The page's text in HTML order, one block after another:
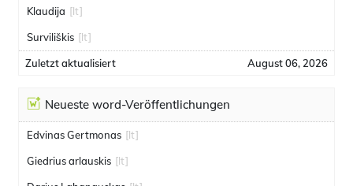
Klaudija [lt]
Surviliškis [lt]
Zuletzt aktualisiert August 06, 2026
Neueste word-Veröffentlichungen
Edvinas Gertmonas [lt]
Giedrius arlauskis [lt]